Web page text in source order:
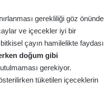
gerekliliği göz önünde
ve içecekler iyi bir
çayın hamilelikte faydası
doğum gibi
gerekiyor.
tüketilen içeceklerin